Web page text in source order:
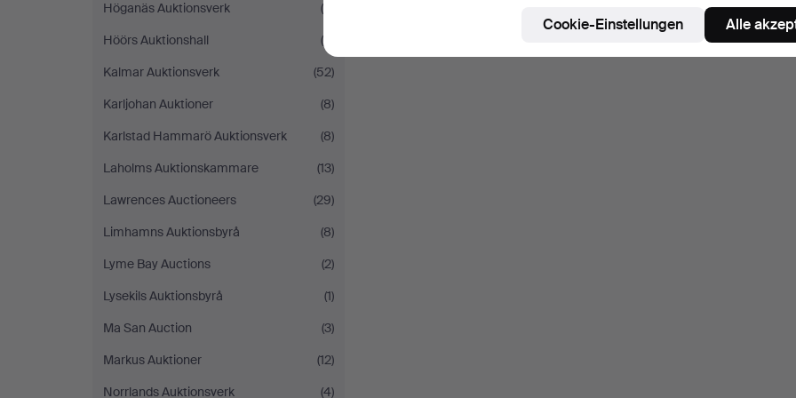
Höganäs Auktionsverk
(9)
Höörs Auktionshall
(4)
Kalmar Auktionsverk
(52)
Karljohan Auktioner
(8)
Karlstad Hammarö Auktionsverk
(8)
Laholms Auktionskammare
(13)
Lawrences Auctioneers
(29)
Limhamns Auktionsbyrå
(8)
Lyme Bay Auctions
(2)
Lysekils Auktionsbyrå
(1)
Ma San Auction
(3)
Markus Auktioner
(12)
Norrlands Auktionsverk
(4)
Cookie-Einstellungen Alle